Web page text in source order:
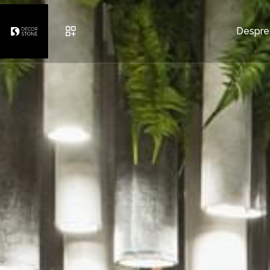
MOBILIER URBAN
GHIVECE
CARAMIDĂ ȘI PIATRĂ